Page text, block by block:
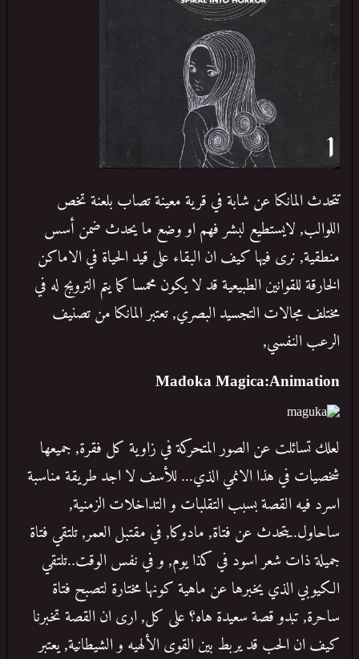
تتحدث المانكا عن شابة في قرية معينة تصاب بلعنة تخص
اللوالب, لايستطيع لبشر فهم او وضع ما يحدث ضمن أسس
منطقية, نرى فيها كيف ان البقاء على قيد الحياة في الاماكن
الخارقة للقوانين الطبيعية قد لا يكون محمسا كما يتم الترويج له في
مختلف مجالات التجسيد البصري, تعتبر المانكا من تصنيف
الرعب النفسي,
Madoka Magica:Animation
لعلك تسائلت عن الصور المتحركة في زاوية كل فقرة, جميعها
شخصيات في هذا الانمي الذي... للأسف لا اجد طريقة مناسبة
اسرد فيه القصة بسبب التقلبات و التداخلات الزمنية,
ساحاول..يتحدث عن فتاة, مادوكا, في مقتبل العمر, تلتقي فتاة
جميلة ذات شعر اسود في كذا يوم, و في نفس الوقت..تلتقي
الكيوبي الذي يخبرها عن ماهية كونها مختارة لتصبح فتاة
ساحرة, تبدو قصة سعيدة هاه؟ على كل, ارى ان القصة تخبرنا
كيف ان الحب قد يربط بين القوى الألهيه و الشيطانية, يعتبر